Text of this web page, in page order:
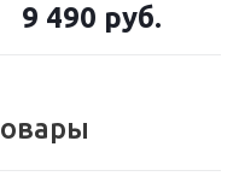
9 490 руб.